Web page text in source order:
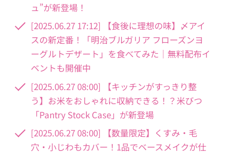
ュ”が新登場！
[2025.06.27 17:12] 【食後に理想の味】〆アイ
スの新定番！「明治ブルガリア フローズンヨ
ーグルトデザート」を食べてみた｜無料配布イ
ベントも開催中
[2025.06.27 08:00] 【キッチンがすっきり整
う】お米をおしゃれに収納できる！？米びつ
「Pantry Stock Case」が新登場
[2025.06.27 08:00] 【数量限定】くすみ・毛
穴・小じわもカバー！1品でベースメイクが仕